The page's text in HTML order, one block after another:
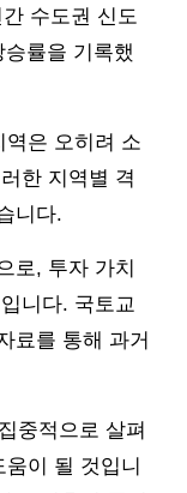
수도권 신도
률을 기록했
은 오히려 소
한 지역별 격
니다.
로, 투자 가치
니다. 국토교
료를 통해 과거
중적으로 살펴
이 될 것입니